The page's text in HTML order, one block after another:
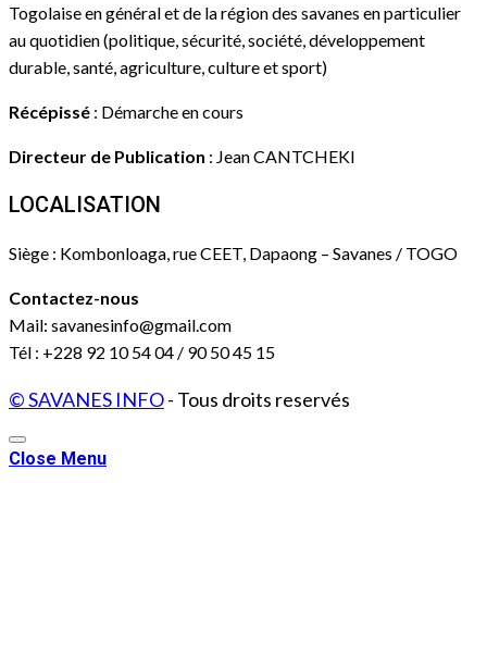
Togolaise en général et de la région des savanes en particulier
au quotidien (politique, sécurité, société, développement
durable, santé, agriculture, culture et sport)
Récépissé : Démarche en cours
Directeur de Publication : Jean CANTCHEKI
LOCALISATION
Siège : Kombonloaga, rue CEET, Dapaong – Savanes / TOGO
Contactez-nous
Mail: savanesinfo@gmail.com
Tél : +228 92 10 54 04 / 90 50 45 15
© SAVANES INFO- Tous droits reservés
Close Menu